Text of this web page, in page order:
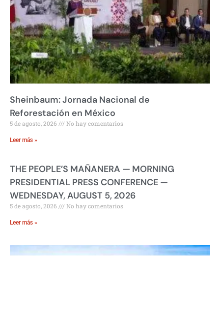
Sheinbaum: Jornada Nacional de
Reforestación en México
5 de agosto, 2026 No hay comentarios
Leer más »
THE PEOPLE’S MAÑANERA — MORNING
PRESIDENTIAL PRESS CONFERENCE —
WEDNESDAY, AUGUST 5, 2026
5 de agosto, 2026 No hay comentarios
Leer más »